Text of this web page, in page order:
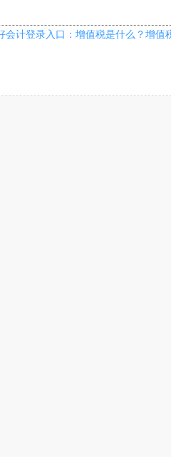
会计登录入口：增值税是什么？增值